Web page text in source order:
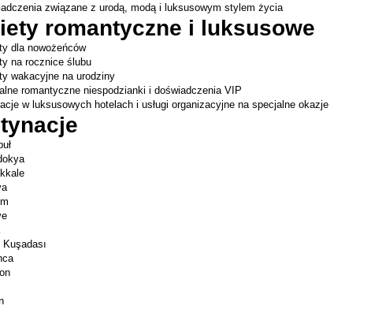
związane z urodą, modą i luksusowym stylem życia
romantyczne i luksusowe
dla nowożeńców
na rocznice ślubu
wakacyjne na urodziny
romantyczne niespodzianki i doświadczenia VIP
w luksusowych hotelach i usługi organizacyjne na specjalne okazje